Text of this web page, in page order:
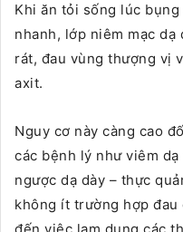
Khi ăn tỏi sống lúc
nhanh, lớp niêm mạc
rát, đau vùng thượng vị
axit.
Nguy cơ này càng cao
các bệnh lý như viêm
ngược dạ dày – thực
không ít trường hợp đau